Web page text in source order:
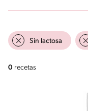
Sin lactosa
0 recetas